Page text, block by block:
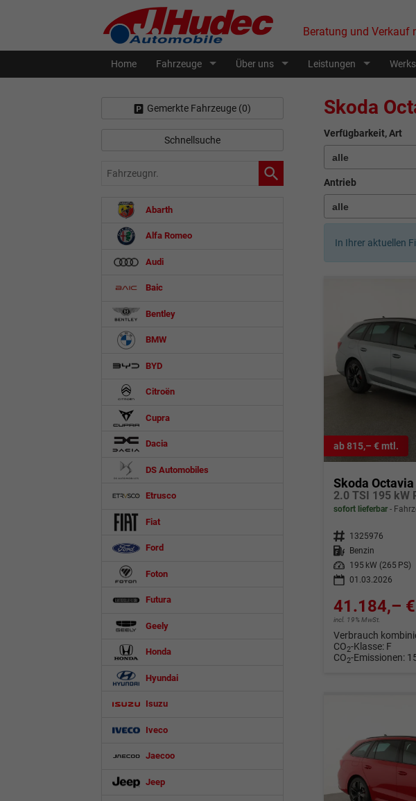
Beratung und Verkauf
Home Fahrzeuge Über uns Leistungen
Skoda
Verfügbarkeit, Art
Antrieb
In Ihrer aktuellen
ab 815,– € mtl.
Skoda
sofort lieferbar
Fahrzeugnr. 1325976
Kraftstoff
Benzin
Leistung
195 kW (265 PS)
01.03.2026
41.184,– €
incl. 19% MwSt.
Verbrauch
CO2-Klasse: F
CO2-Emissionen:
Gemerkte Fahrzeuge (0)
Schnellsuche
Fahrzeugnr.
Abarth
Alfa Romeo
Audi
Baic
Bentley
BMW
BYD
Citroën
Cupra
Dacia
DS Automobiles
Etrusco
Fiat
Ford
Foton
Futura
Geely
Honda
Hyundai
Isuzu
Iveco
Jaecoo
Jeep